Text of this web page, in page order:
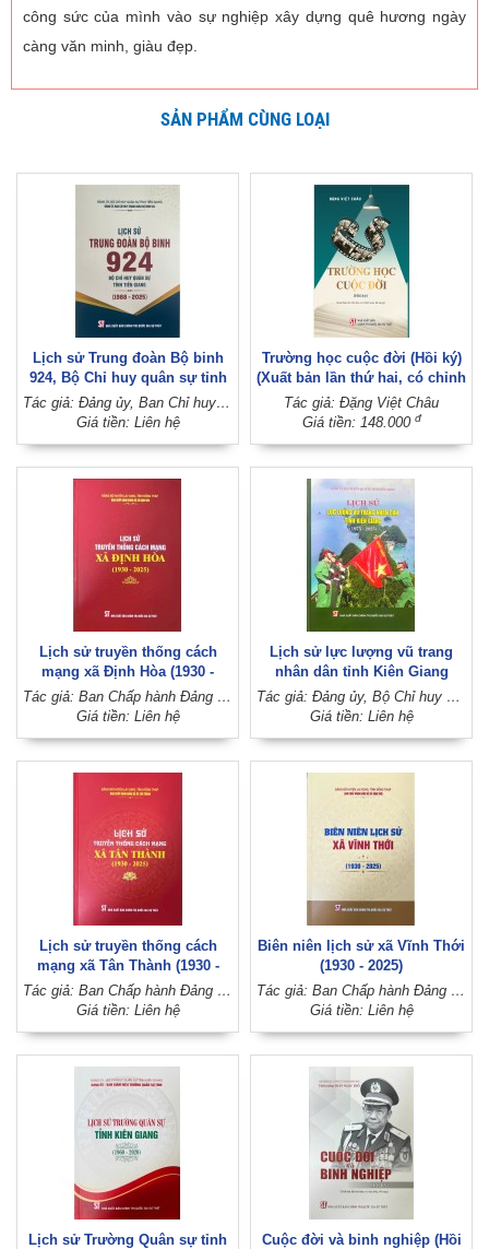
công sức của mình vào sự nghiệp xây dựng quê hương ngày
càng văn minh, giàu đẹp.
SẢN PHẨM CÙNG LOẠI
Lịch sử Trung đoàn Bộ binh
924, Bộ Chỉ huy quân sự tỉnh
Tiền Giang (1988 - 2025) Tác giả: Đảng ủy, Ban Chỉ huy Trung đoàn Bộ binh 924 (Đảng ủy, Bộ Chỉ huy quân sự tỉnh Tiền Giang)
Giá tiền: Liên hệ
Trường học cuộc đời (Hồi ký)
(Xuất bản lần thứ hai, có chỉnh
sửa, bổ sung)
Tác giả: Đặng Việt Châu
Giá tiền: 148.000 đ
Lịch sử truyền thống cách
mạng xã Định Hòa (1930 -
2025)
Tác giả: Ban Chấp hành Đảng bộ xã Định Hòa (Đảng bộ huyện Lai Vung, tỉnh Đồng Tháp)
Giá tiền: Liên hệ
Lịch sử lực lượng vũ trang
nhân dân tỉnh Kiên Giang
(1975 - 2025)
Tác giả: Đảng ủy, Bộ Chỉ huy Quân sự tỉnh Kiên Giang
Giá tiền: Liên hệ
Lịch sử truyền thống cách
mạng xã Tân Thành (1930 -
2025)
Tác giả: Ban Chấp hành Đảng bộ xã Tân Thành (Đảng bộ huyện Lai Vung, tỉnh Đồng Tháp)
Giá tiền: Liên hệ
Biên niên lịch sử xã Vĩnh Thới
(1930 - 2025)
Tác giả: Ban Chấp hành Đảng bộ xã Vĩnh Thới (Đảng bộ huyện Lai Vung, tỉnh Đồng Tháp)
Giá tiền: Liên hệ
Lịch sử Trường Quân sự tỉnh
Cuộc đời và binh nghiệp (Hồi